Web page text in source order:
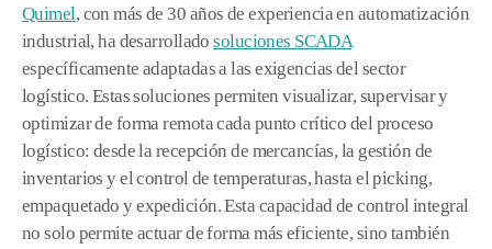
Quimel, con más de 30 años de experiencia en automatización
industrial, ha desarrolladosoluciones SCADA
específicamente adaptadas a las exigencias del sector
logístico. Estas soluciones permiten visualizar, supervisar y
optimizar de forma remota cada punto crítico del proceso
logístico: desde la recepción de mercancías, la gestión de
inventarios y el control de temperaturas, hasta el picking,
empaquetado y expedición. Esta capacidad de control integral
no solo permite actuar de forma más eficiente, sino también